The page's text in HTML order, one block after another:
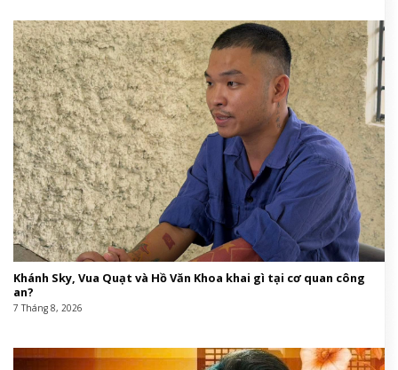
Khánh Sky, Vua Quạt và Hồ Văn Khoa khai gì tại cơ quan công
an?
7 Tháng 8, 2026